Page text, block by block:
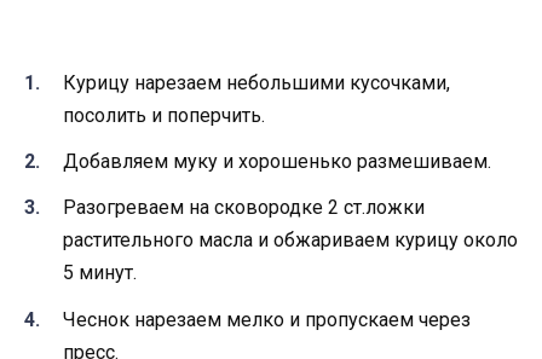
Курицу нарезаем небольшими кусочками,
посолить и поперчить.
Добавляем муку и хорошенько размешиваем.
Разогреваем на сковородке 2 ст.ложки
растительного масла и обжариваем курицу около
5 минут.
Чеснок нарезаем мелко и пропускаем через
пресс.